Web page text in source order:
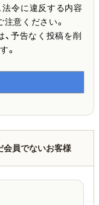
法令に違反する内容
意ください。
予告なく投稿を削
。
会員でないお客様